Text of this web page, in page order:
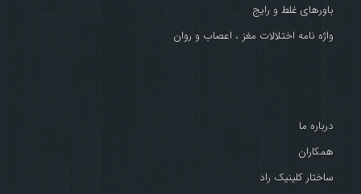
باورهای غلط و رایج
واژه نامه اختلالات مغز ، اعصاب و روان
درباره ما
همکاران
ساختار کلینیک راد